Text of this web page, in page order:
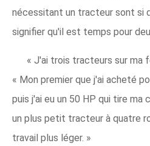
nécessitant un tracteur sont si
signifier qu'il est temps pour
« J'ai trois tracteurs sur ma
« Mon premier que j'ai acheté
puis j'ai eu un 50 HP qui tire ma
un plus petit tracteur à quatre
travail plus léger. »